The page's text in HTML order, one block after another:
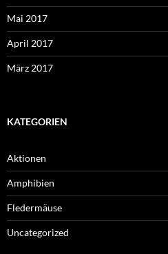
Mai 2017
April 2017
März 2017
KATEGORIEN
Aktionen
Amphibien
Fledermäuse
Uncategorized